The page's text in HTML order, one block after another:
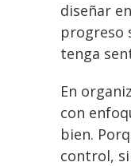
diseñar
progreso
tenga
En
con
bien.
control,